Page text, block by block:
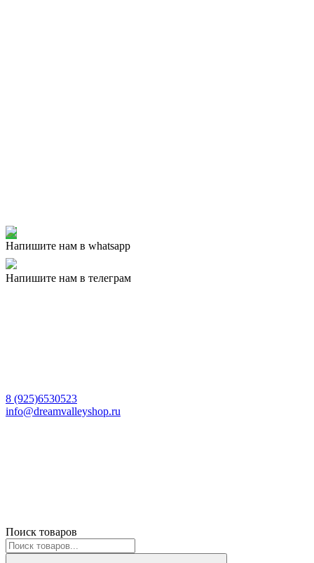
Напишите нам в whatsapp
Напишите нам в телеграм
8 (925)6530523
info@dreamvalleyshop.ru
Поиск товаров